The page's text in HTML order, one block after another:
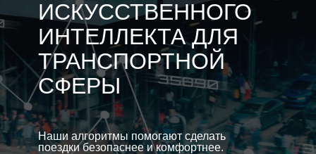
Наши алгоритмы помогают сделать
поездки безопаснее и комфортнее.
ИСКУССТВЕННОГО
ИНТЕЛЛЕКТА ДЛЯ
ТРАНСПОРТНОЙ
СФЕРЫ